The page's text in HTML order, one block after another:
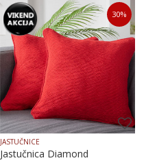
30%
JASTUČNICE
Jastučnica Diamond